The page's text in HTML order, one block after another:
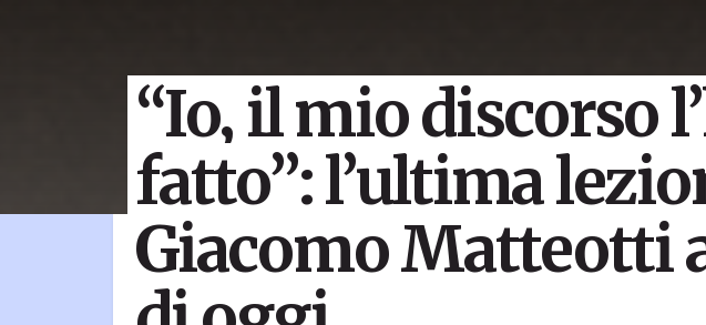
“Io, il mio discorso
fatto”: l’ultima
Giacomo Matteotti